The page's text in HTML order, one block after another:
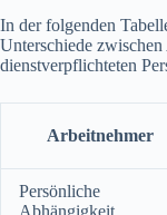
In der folgenden
Unterschiede
dienstverpflichteten
Arbeitnehmer
Persönliche